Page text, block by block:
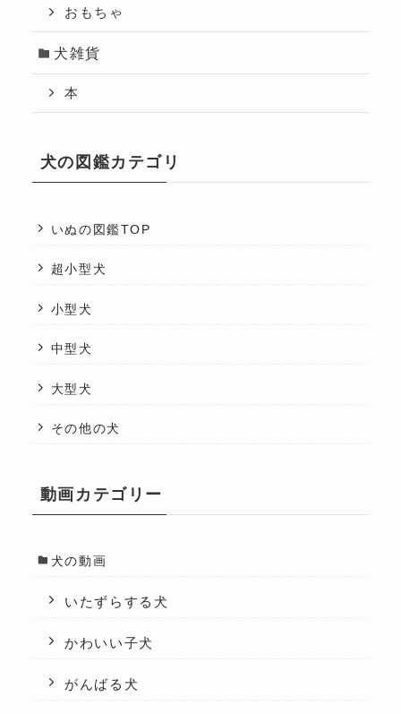
おもちゃ
犬雑貨
本
犬の図鑑カテゴリ
いぬの図鑑TOP
超小型犬
小型犬
中型犬
大型犬
その他の犬
動画カテゴリー
犬の動画
いたずらする犬
かわいい子犬
がんばる犬